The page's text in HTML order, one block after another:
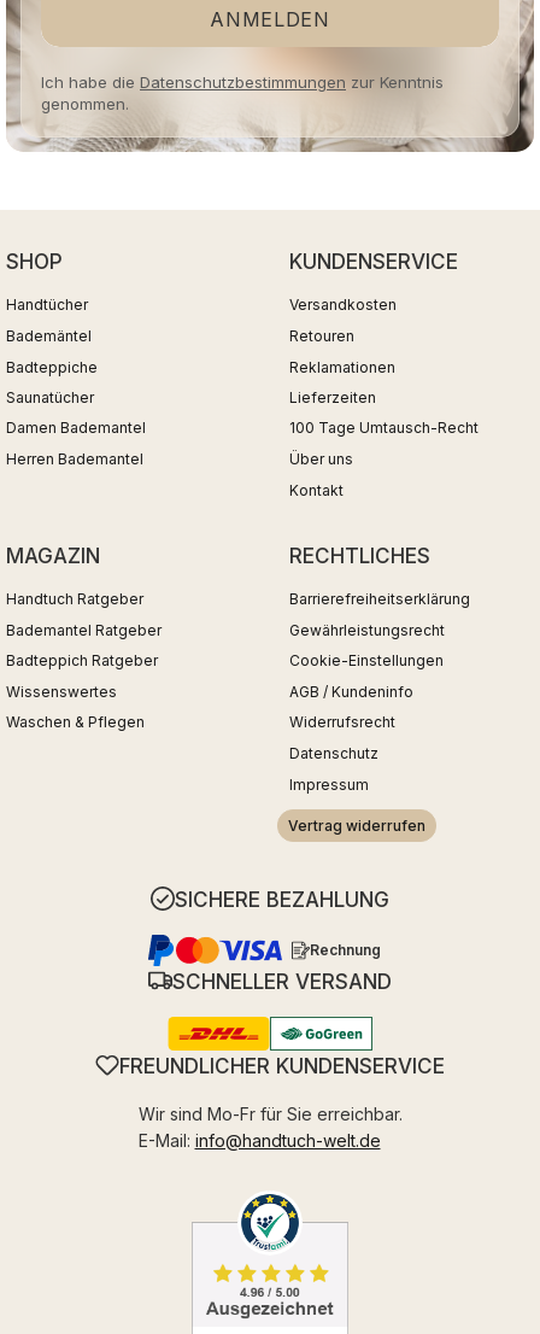
ANMELDEN
Ich habe die Datenschutzbestimmungen zur Kenntnis
genommen.
SHOP
Handtücher
Bademäntel
Badteppiche
Saunatücher
Damen Bademantel
Herren Bademantel
KUNDENSERVICE
Versandkosten
Retouren
Reklamationen
Lieferzeiten
100 Tage Umtausch-Recht
Über uns
Kontakt
MAGAZIN
Handtuch Ratgeber
Bademantel Ratgeber
Badteppich Ratgeber
Wissenswertes
Waschen & Pflegen
RECHTLICHES
Barrierefreiheitserklärung
Gewährleistungsrecht
Cookie-Einstellungen
AGB / Kundeninfo
Widerrufsrecht
Datenschutz
Impressum
Vertrag widerrufen
SICHERE BEZAHLUNG
Rechnung
SCHNELLER VERSAND
FREUNDLICHER KUNDENSERVICE
Wir sind Mo-Fr für Sie erreichbar.
E-Mail: info@handtuch-welt.de